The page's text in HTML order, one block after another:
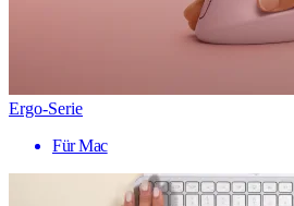
Ergo-Serie
Für Mac